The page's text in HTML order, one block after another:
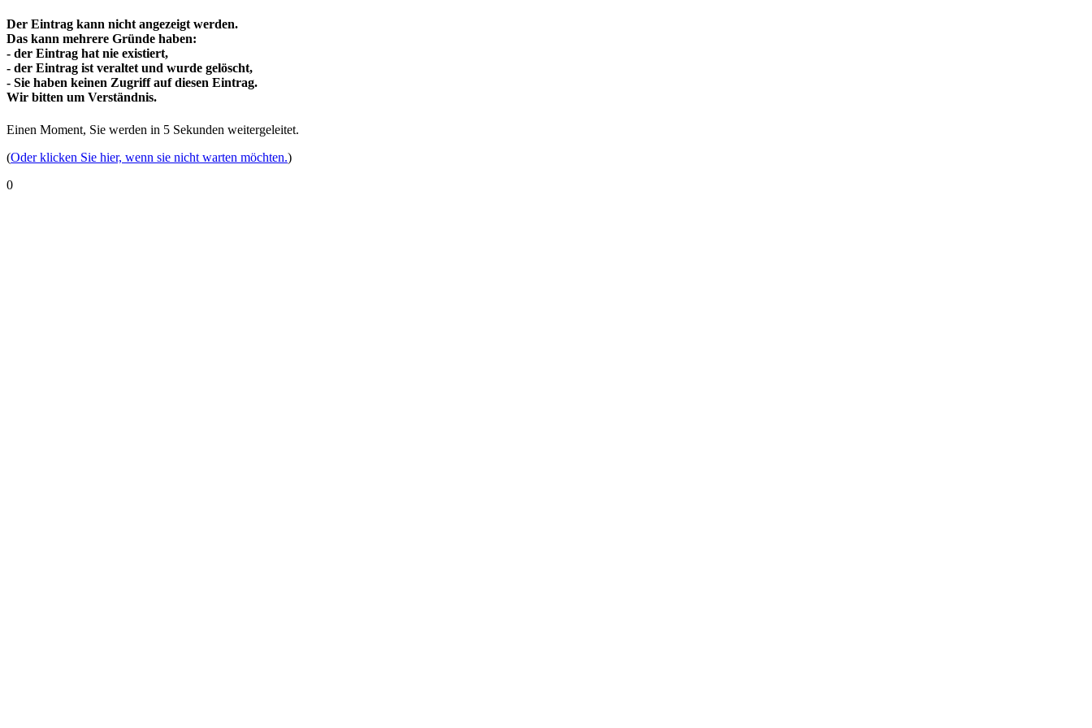
Der Eintrag kann nicht angezeigt werden.
Das kann mehrere Gründe haben:
- der Eintrag hat nie existiert,
- der Eintrag ist veraltet und wurde gelöscht,
- Sie haben keinen Zugriff auf diesen Eintrag.
Wir bitten um Verständnis.
Einen Moment, Sie werden in 5 Sekunden weitergeleitet.
(Oder klicken Sie hier, wenn sie nicht warten möchten.)
0